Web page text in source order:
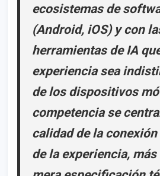
ecosistemas de
(Android, iOS) y con
herramientas de IA
experiencia sea
de los dispositivos
competencia se
calidad de la
de la experiencia, más